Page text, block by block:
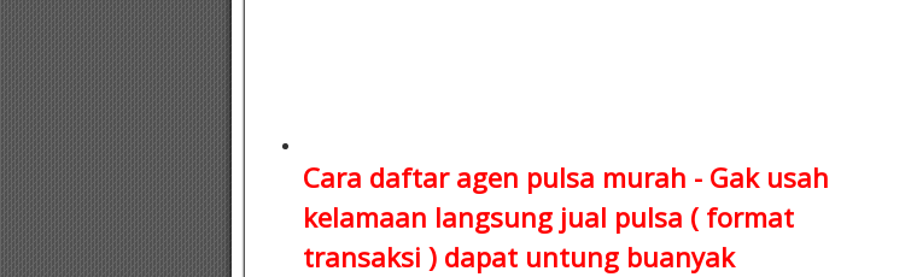
Cara daftar agen pulsa murah - Gak usah
kelamaan langsung jual pulsa ( format
transaksi )dapat untung buanyak